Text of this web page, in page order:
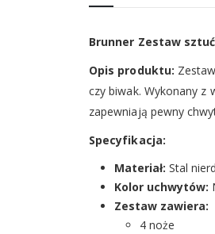
Brunner Zestaw
Opis produktu:
czy biwak. Wykonany z
zapewniają pewny
Specyfikacja:
Materiał: Stal
Kolor uchwytów:
Zestaw zawiera:
4 noże